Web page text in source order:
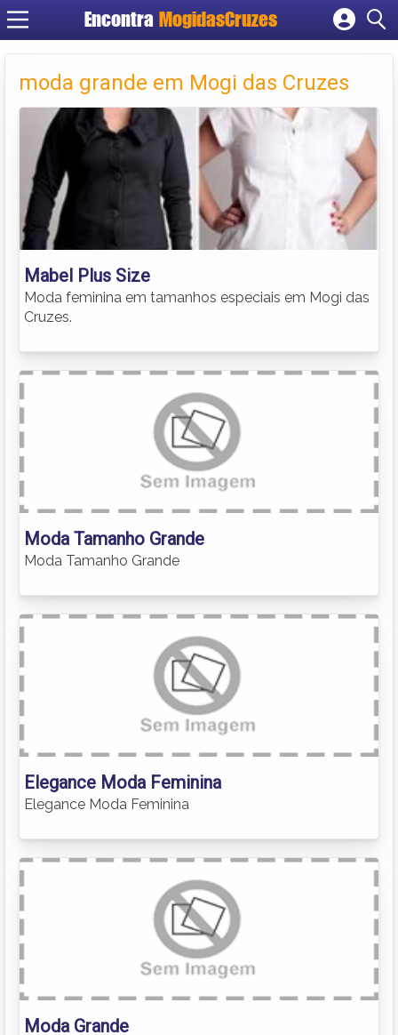
Encontra MogidasCruzes
Cadastrar empresa
Criar conta
moda grande em Mogi das Cruzes
Mabel Plus Size
Moda feminina em tamanhos especiais em Mogi das
Cruzes.
Moda Tamanho Grande
Moda Tamanho Grande
Elegance Moda Feminina
Elegance Moda Feminina
Moda Grande